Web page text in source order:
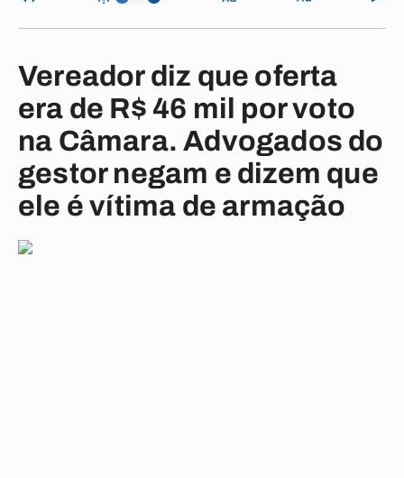
Vereador diz que oferta
era de R$ 46 mil por voto
na Câmara. Advogados do
gestor negam e dizem que
ele é vítima de armação